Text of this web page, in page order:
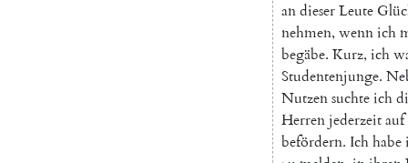
andieserLeute
nehmen, wennich
begäbe. Kurz, ich
Studentenjunge.
Nutzensuchteich
Herrenjederzeitauf
befördern. Ichhabe